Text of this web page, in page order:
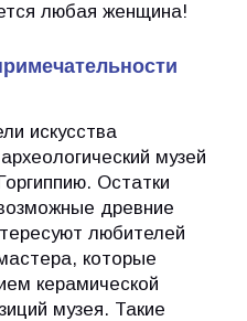
любая женщина!
искусства
музей
Остатки
древние
любителей
которые
керамической
музея. Такие